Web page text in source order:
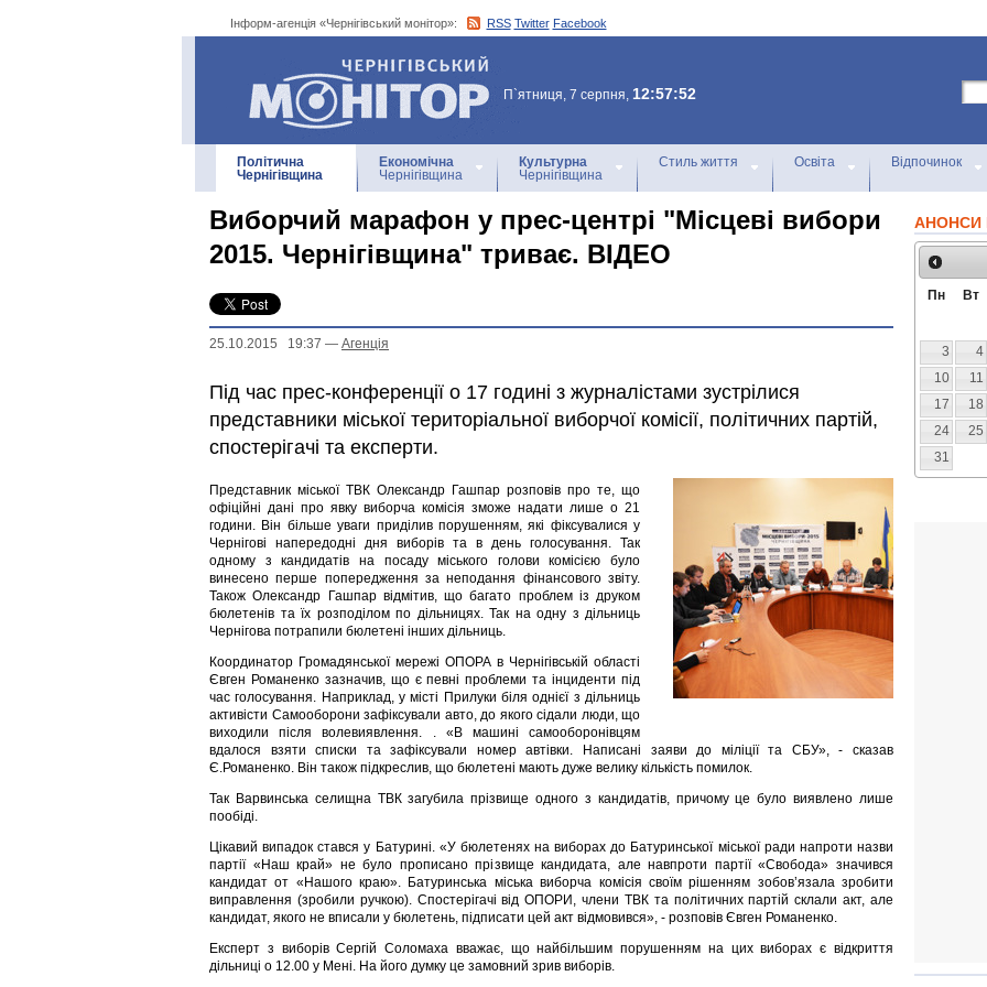
Інформ-агенція «Чернігівський монітор»: RSS Twitter Facebook
Інформ-агенція
«Чернігівський монітор»
П`ятниця, 7 серпня, 12:57:52
Політична
Чернігівщина
Економічна
Чернігівщина
Культурна
Чернігівщина
Стиль життя Освіта Відпочинок
Виборчий марафон у прес-центрі "Місцеві вибори
2015. Чернігівщина" триває. ВІДЕО
25.10.2015 19:37 — Агенцiя
Під час прес-конференції о 17 годині з журналістами зустрілися
представники міської територіальної виборчої комісії, політичних партій,
спостерігачі та експерти.
Представник міської ТВК Олександр Гашпар розповів про те, що
офіційні дані про явку виборча комісія зможе надати лише о 21
години. Він більше уваги приділив порушенням, які фіксувалися у
Чернігові напередодні дня виборів та в день голосування. Так
одному з кандидатів на посаду міського голови комісією було
винесено перше попередження за неподання фінансового звіту.
Також Олександр Гашпар відмітив, що багато проблем із друком
бюлетенів та їх розподілом по дільницях. Так на одну з дільниць
Чернігова потрапили бюлетені інших дільниць.
Координатор Громадянської мережі ОПОРА в Чернігівській області
Євген Романенко зазначив, що є певні проблеми та інциденти під
час голосування. Наприклад, у місті Прилуки біля однієї з дільниць
активісти Самооборони зафіксували авто, до якого сідали люди, що
виходили після волевиявлення. . «В машині самооборонівцям
вдалося взяти списки та зафіксували номер автівки. Написані заяви до міліції та СБУ», - сказав
Є.Романенко. Він також підкреслив, що бюлетені мають дуже велику кількість помилок.
Так Варвинська селищна ТВК загубила прізвище одного з кандидатів, причому це було виявлено лише
пообіді.
Цікавий випадок стався у Батурині. «У бюлетенях на виборах до Батуринської міської ради напроти назви
партії «Наш край» не було прописано прізвище кандидата, але навпроти партії «Свобода» значився
кандидат от «Нашого краю». Батуринська міська виборча комісія своїм рішенням зобов’язала зробити
виправлення (зробили ручкою). Спостерігачі від ОПОРИ, члени ТВК та політичних партій склали акт, але
кандидат, якого не вписали у бюлетень, підписати цей акт відмовився», - розповів Євген Романенко.
Експерт з виборів Сергій Соломаха вважає, що найбільшим порушенням на цих виборах є відкриття
дільниці о 12.00 у Мені. На його думку це замовний зрив виборів.
АНОНСИ
Пн Вт
3
4
10
11
17
18
24
25
31